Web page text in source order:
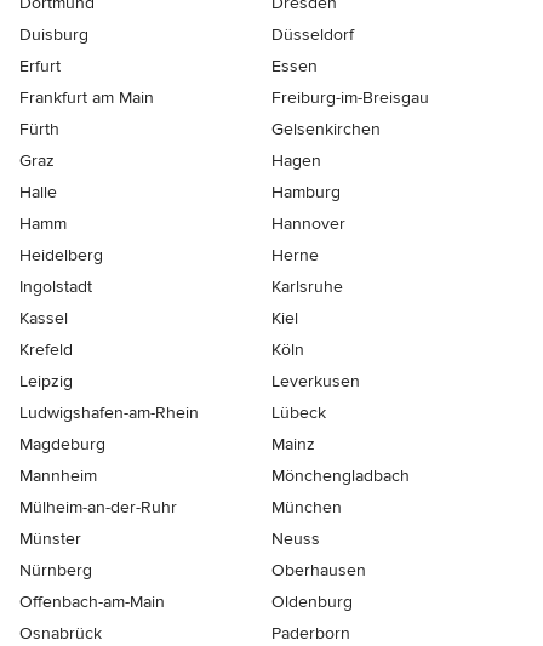
Duisburg
Düsseldorf
Erfurt
Essen
Frankfurt am Main
Freiburg-im-Breisgau
Fürth
Gelsenkirchen
Graz
Hagen
Halle
Hamburg
Hamm
Hannover
Heidelberg
Herne
Ingolstadt
Karlsruhe
Kassel
Kiel
Krefeld
Köln
Leipzig
Leverkusen
Ludwigshafen-am-Rhein
Lübeck
Magdeburg
Mainz
Mannheim
Mönchen­gladbach
Mülheim-an-der-Ruhr
München
Münster
Neuss
Nürnberg
Oberhausen
Offenbach-am-Main
Oldenburg
Osnabrück
Paderborn